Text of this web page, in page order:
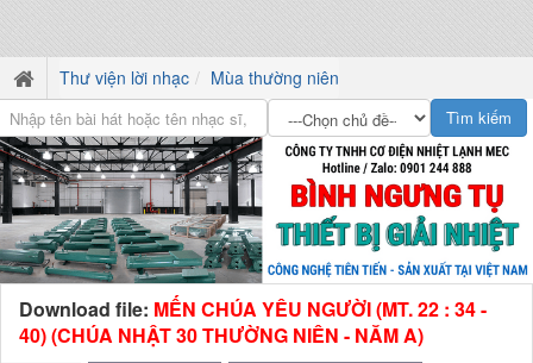
Thư viện lời nhạc Mùa thường niên
Download file: MẾN CHÚA YÊU NGƯỜI (MT. 22 : 34 -
40) (CHÚA NHẬT 30 THƯỜNG NIÊN - NĂM A)